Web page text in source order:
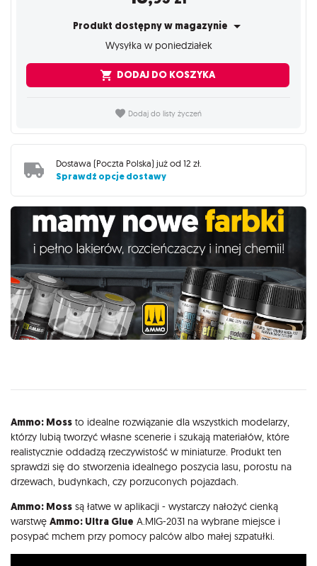
Produkt dostępny w magazynie
Wysyłka w poniedziałek
DODAJ DO KOSZYKA
Dodaj do listy życzeń
Dostawa (Poczta Polska) już od 12 zł.
Sprawdź opcje dostawy
Opis
Ammo: Moss to idealne rozwiązanie dla wszystkich modelarzy,
którzy lubią tworzyć własne scenerie i szukają materiałów, które
realistycznie oddadzą rzeczywistość w miniaturze. Produkt ten
sprawdzi się do stworzenia idealnego poszycia lasu, porostu na
drzewach, budynkach, czy porzuconych pojazdach.
Ammo: Moss są łatwe w aplikacji - wystarczy nałożyć cienką
warstwę Ammo: Ultra Glue A.MIG-2031 na wybrane miejsce i
posypać mchem przy pomocy palców albo małej szpatułki.